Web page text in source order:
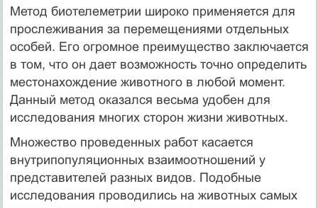
Метод биотелеметрии широко применяется для
прослеживания за перемещениями отдельных
особей. Его огромное преимущество заключается
в том, что он дает возможность точно определить
местонахождение животного в любой момент.
Данный метод оказался весьма удобен для
исследования многих сторон жизни животных.
Множество проведенных работ касается
внутрипопуляционных взаимоотношений у
представителей разных видов. Подобные
исследования проводились на животных самых